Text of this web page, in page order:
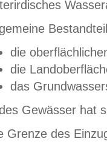
die
die
das
Gewässer hat
Grenze des